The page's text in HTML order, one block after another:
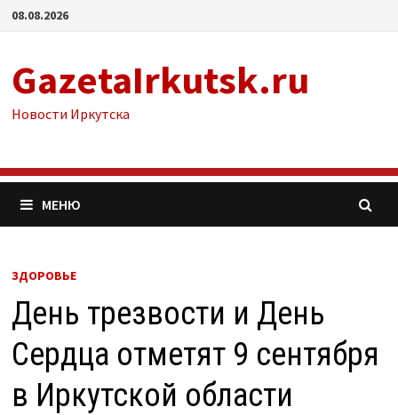
Перейти
08.08.2026
GazetaIrkutsk.ru
Новости Иркутска
МЕНЮ
ЗДОРОВЬЕ
День трезвости и День
Сердца отметят 9 сентября
в Иркутской области